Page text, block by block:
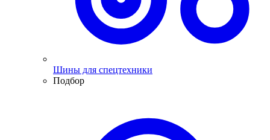
Шины для спецтехники
Подбор